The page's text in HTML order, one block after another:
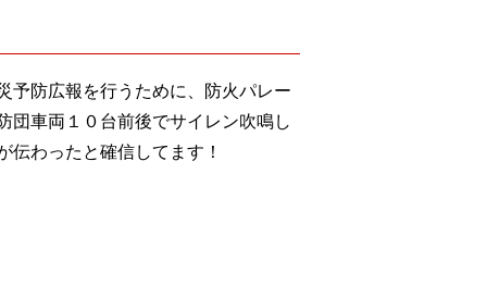
防広報を行うために、防火パレー
団車両１０台前後でサイレン吹鳴し
わったと確信してます！